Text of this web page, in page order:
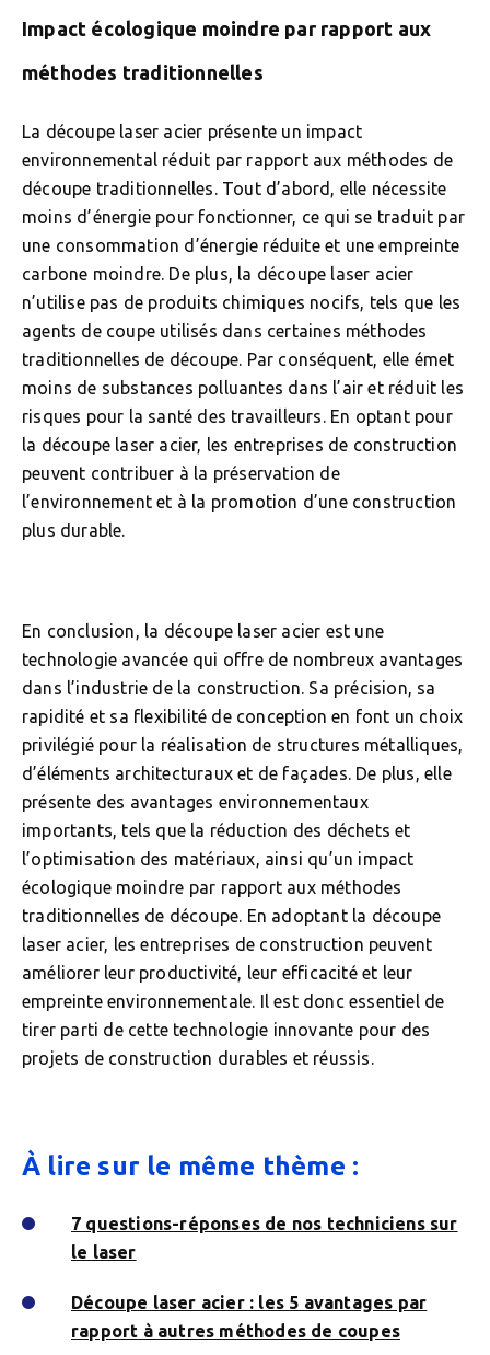
Impact écologique moindre par rapport aux
méthodes traditionnelles
La découpe laser acier présente un impact
environnemental réduit par rapport aux méthodes de
découpe traditionnelles. Tout d’abord, elle nécessite
moins d’énergie pour fonctionner, ce qui se traduit par
une consommation d’énergie réduite et une empreinte
carbone moindre. De plus, la découpe laser acier
n’utilise pas de produits chimiques nocifs, tels que les
agents de coupe utilisés dans certaines méthodes
traditionnelles de découpe. Par conséquent, elle émet
moins de substances polluantes dans l’air et réduit les
risques pour la santé des travailleurs. En optant pour
la découpe laser acier, les entreprises de construction
peuvent contribuer à la préservation de
l’environnement et à la promotion d’une construction
plus durable.
En conclusion, la découpe laser acier est une
technologie avancée qui offre de nombreux avantages
dans l’industrie de la construction. Sa précision, sa
rapidité et sa flexibilité de conception en font un choix
privilégié pour la réalisation de structures métalliques,
d’éléments architecturaux et de façades. De plus, elle
présente des avantages environnementaux
importants, tels que la réduction des déchets et
l’optimisation des matériaux, ainsi qu’un impact
écologique moindre par rapport aux méthodes
traditionnelles de découpe. En adoptant la découpe
laser acier, les entreprises de construction peuvent
améliorer leur productivité, leur efficacité et leur
empreinte environnementale. Il est donc essentiel de
tirer parti de cette technologie innovante pour des
projets de construction durables et réussis.
À lire sur le même thème :
7 questions-réponses de nos techniciens sur
le laser
Découpe laser acier : les 5 avantages par
rapport à autres méthodes de coupes